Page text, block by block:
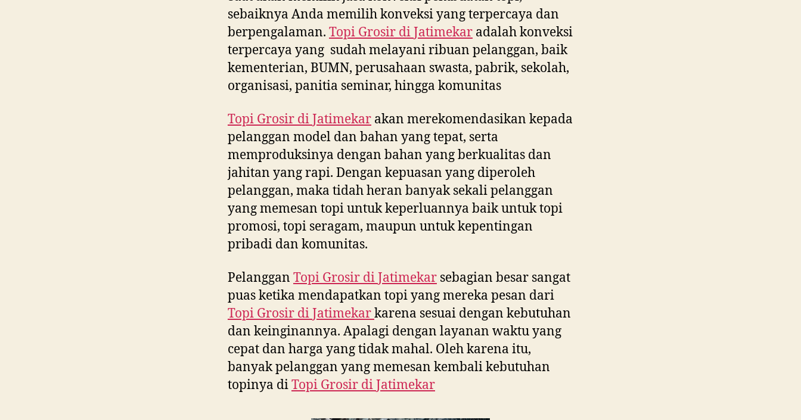
sebaiknya Anda memilih konveksi yang terpercaya dan
berpengalaman. Topi Grosir diJatimekar adalah konveksi
terpercaya yang sudah melayani ribuan pelanggan, baik
kementerian, BUMN, perusahaan swasta, pabrik, sekolah,
organisasi, panitia seminar, hingga komunitas
Topi Grosir diJatimekar akan merekomendasikan kepada
pelanggan model dan bahan yang tepat, serta
memproduksinya dengan bahan yang berkualitas dan
jahitan yang rapi. Dengan kepuasan yang diperoleh
pelanggan, maka tidah heran banyak sekali pelanggan
yang memesan topi untuk keperluannya baik untuk topi
promosi, topi seragam, maupun untuk kepentingan
pribadi dan komunitas.
Pelanggan Topi Grosir diJatimekar sebagian besar sangat
puas ketika mendapatkan topi yang mereka pesan dari
Topi Grosir diJatimekarkarena sesuai dengan kebutuhan
dan keinginannya. Apalagi dengan layanan waktu yang
cepat dan harga yang tidak mahal. Oleh karena itu,
banyak pelanggan yang memesan kembali kebutuhan
topinya diTopi Grosir diJatimekar